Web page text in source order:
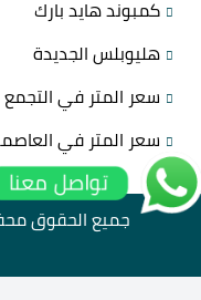
كمبوند هايد بارك
هليوبلس الجديدة
سعر المتر في
سعر المتر في
جميع الحقوق
تواصل معنا